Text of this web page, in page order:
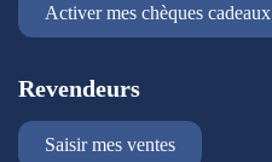
Activer mes chèques cadeaux
Revendeurs
Saisir mes ventes